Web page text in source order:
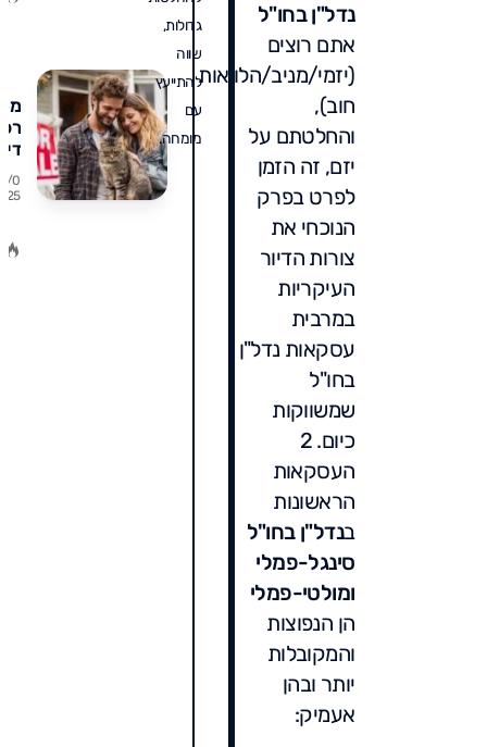
נדל"ן בחו"ל
אתם רוצים
(יזמי/מניב/הלוואות
חוב),
והחלטתם על
יזם, זה הזמן
לפרט בפרק
הנוכחי את
צורות הדיור
העיקריות
במרבית
עסקאות נדל"ן
בחו"ל
שמשווקות
כיום. 2
העסקאות
הראשונות
בנדל"ן בחו"ל
סינגל-פמלי
ומולטי-פמלי
הן הנפוצות
והמקובלות
יותר ובהן
אעמיק:
גדולות,
שווה
להתייעץ
עם
מומחה.
0
25